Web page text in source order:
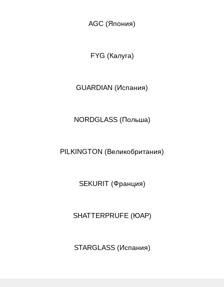
AGC (Япония)
FYG (Калуга)
GUARDIAN (Испания)
NORDGLASS (Польша)
PILKINGTON (Великобритания)
SEKURIT (Франция)
SHATTERPRUFE (ЮАР)
STARGLASS (Испания)